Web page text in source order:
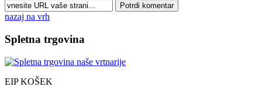
nazaj na vrh
Spletna trgovina
EIP KOŠEK